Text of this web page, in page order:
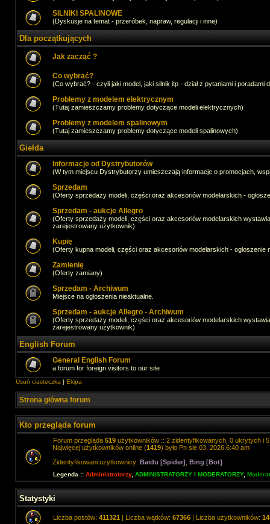
SILNIKI SPALINOWE
(Dyskusje na temat - przeróbek, napraw, regulacji i inne)
Dla początkujących
Jak zacząć ?
Co wybrać?
(Co wybrać? - czyli jaki model, jaki silnik itp - dział z pytaniami i poradami
Problemy z modelem elektrycznym
(Tutaj zamieszczamy problemy dotyczące modeli elektrycznych)
Problemy z modelem spalinowym
(Tutaj zamieszczamy problemy dotyczące modeli spalinowych)
Giełda
Informacje od Dystrybutorów
(W tym miejscu Dystrybutorzy umieszczają informacje o promocjach,
Sprzedam
(Oferty sprzedaży modeli, części oraz akcesoriów modelarskich -
Sprzedam - aukcje Allegro
(Oferty sprzedaży modeli, części oraz akcesoriów modelarskich
zarejestrowany użytkownik)
Kupię
(Oferty kupna modeli, części oraz akcesoriów modelarskich -
Zamienię
(Oferty zamiany)
Sprzedam - Archiwum
Miejsce na ogłoszenia nieaktualne.
Sprzedam - aukcje Allegro - Archiwum
(Oferty sprzedaży modeli, części oraz akcesoriów modelarskich
zarejestrowany użytkownik)
English Forum
General English Forum
a forum for foreign visitors to our site
Usuń ciasteczka | Ekipa
Strona główna forum
Kto przegląda forum
Forum przegląda 519 użytkowników :: 2 zidentyfikowanych, 0 ukrytych i
Najwięcej użytkowników online (1419) było Pn sie 03, 2026 6:40 am
Zidentyfikowani użytkownicy: Baidu [Spider] Bing [Bot]
Legenda :: Administratorzy, ADMINISTRATORZY I MODERATORZY,
Statystyki
Liczba postów: 411321 | Liczba wątków: 67366 | Liczba użytkowników: